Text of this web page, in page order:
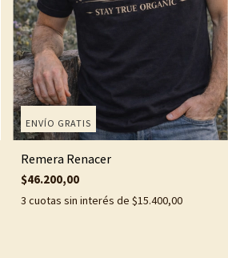
ENVÍO GRATIS
Remera Renacer
$46.200,00
3 cuotas sin interés de$15.400,00